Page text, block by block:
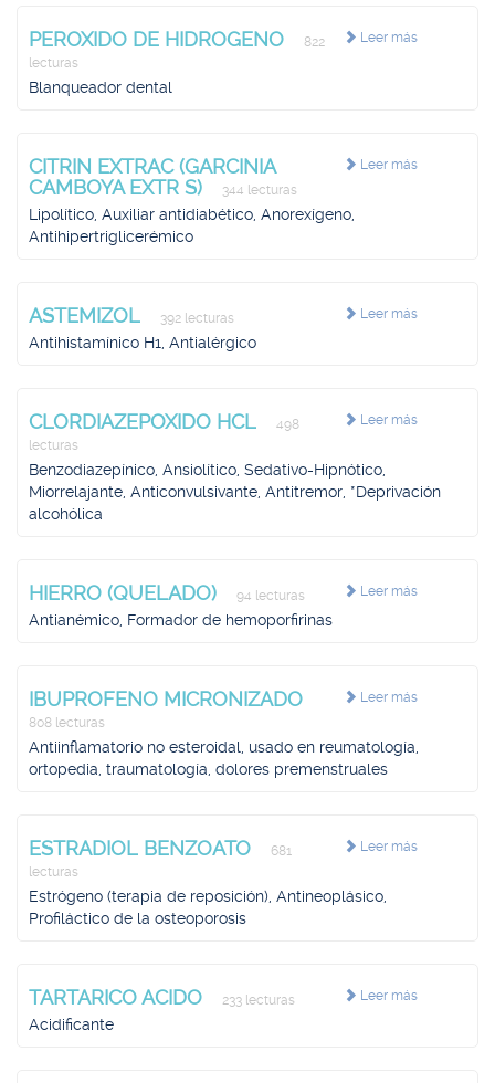
Leer más
PEROXIDO DE HIDROGENO
822
lecturas
Blanqueador dental
Leer más
CITRIN EXTRAC (GARCINIA
CAMBOYA EXTR S)
344 lecturas
Lipolítico, Auxiliar antidiabético, Anorexígeno,
Antihipertriglicerémico
Leer más
ASTEMIZOL 392 lecturas
Antihistamínico H1, Antialérgico
Leer más
CLORDIAZEPOXIDO HCL
498
lecturas
Benzodiazepínico, Ansiolítico, Sedativo-Hipnótico,
Miorrelajante, Anticonvulsivante, Antitremor, *Deprivación
alcohólica
Leer más
HIERRO (QUELADO) 94 lecturas
Antianémico, Formador de hemoporfirinas
Leer más
IBUPROFENO MICRONIZADO
808 lecturas
Antiinflamatorio no esteroidal, usado en reumatología,
ortopedia, traumatología, dolores premenstruales
Leer más
ESTRADIOL BENZOATO
681
lecturas
Estrógeno (terapia de reposición), Antineoplásico,
Profiláctico de la osteoporosis
Leer más
TARTARICO ACIDO 233 lecturas
Acidificante